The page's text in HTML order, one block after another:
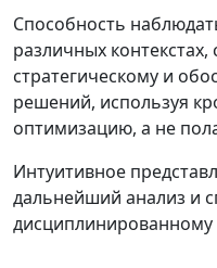
Способность
различных контекстах,
стратегическому и
решений, используя
оптимизацию, а не
Интуитивное
дальнейший анализ и
дисциплинированному